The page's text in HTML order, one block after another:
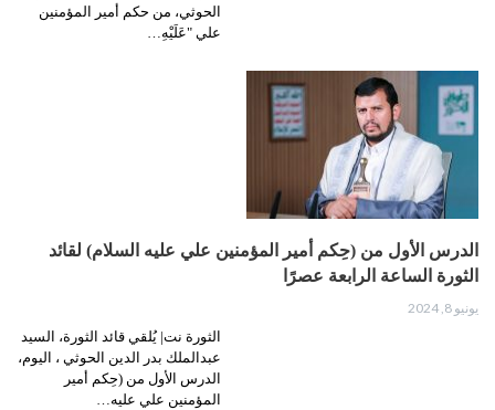
الحوثي، من حكم أمير المؤمنين
علي "عَلَيْهِ…
الدرس الأول من (حِكم أمير المؤمنين علي عليه السلام) لقائد
الثورة الساعة الرابعة عصرًا
يونيو 8, 2024
الثورة نت| يُلقي قائد الثورة، السيد
عبدالملك بدر الدين الحوثي ، اليوم،
الدرس الأول من (حِكم أمير
المؤمنين علي عليه…